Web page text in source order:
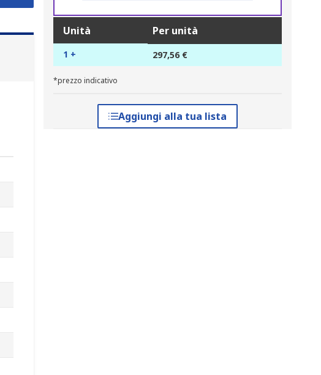
Unità Per unità
1 + 297,56 €
*prezzo indicativo
Aggiungi alla tua lista